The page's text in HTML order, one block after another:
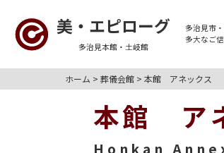
美・エピローグ
多治見本館・土岐館
多治見市
多大なご
ホーム > 葬儀会館 > 本館 アネックス
本館 ア
Honkan